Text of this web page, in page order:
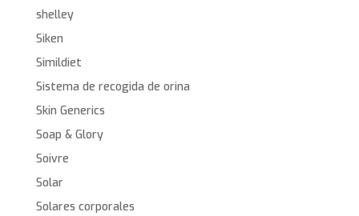
shelley
Siken
Simildiet
Sistema de recogida de orina
Skin Generics
Soap & Glory
Soivre
Solar
Solares corporales